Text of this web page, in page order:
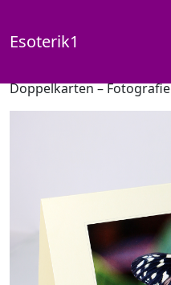
Esoterik1
Doppelkarten – Fotografie